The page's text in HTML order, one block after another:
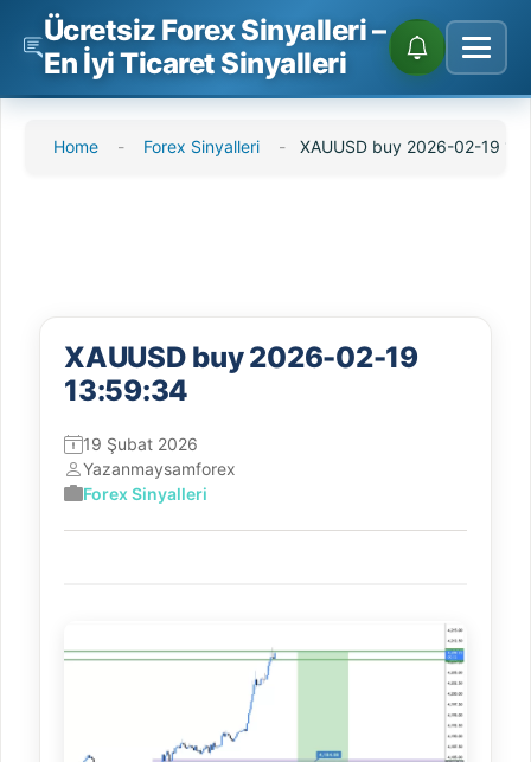
Ücretsiz Forex Sinyalleri –
En İyi Ticaret Sinyalleri
Home - Forex Sinyalleri - XAUUSD buy 2026-02-19
XAUUSD buy 2026-02-19
13:59:34
19 Şubat 2026
Yazanmaysamforex
Forex Sinyalleri